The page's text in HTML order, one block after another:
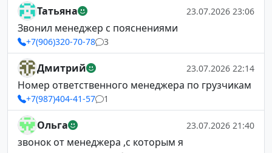
Татьяна 23.07.2026 23:06
Звонил менеджер с пояснениями
+7(906)320-70-78 3
Дмитрий 23.07.2026 22:14
Номер ответственного менеджера по грузчикам
+7(987)404-41-57 1
Ольга 23.07.2026 21:40
звонок от менеджера ,с которым я